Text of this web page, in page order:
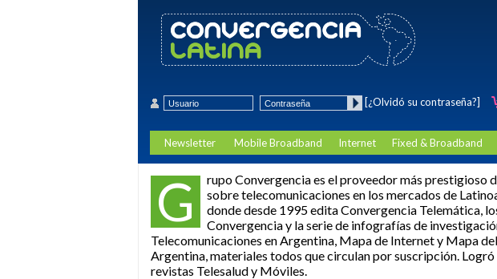
[¿Olvidó su contraseña?]
Newsletter Mobile Broadband Internet Fixed & Broadband
G
rupo Convergencia es el proveedor más prestigioso
sobre telecomunicaciones en los mercados de
donde desde 1995 edita Convergencia Telemática,
Convergencia y la serie de infografías de
Telecomunicaciones en Argentina, Mapa de Internet y Mapa
Argentina, materiales todos que circulan por suscripción.
revistas Telesalud y Móviles.